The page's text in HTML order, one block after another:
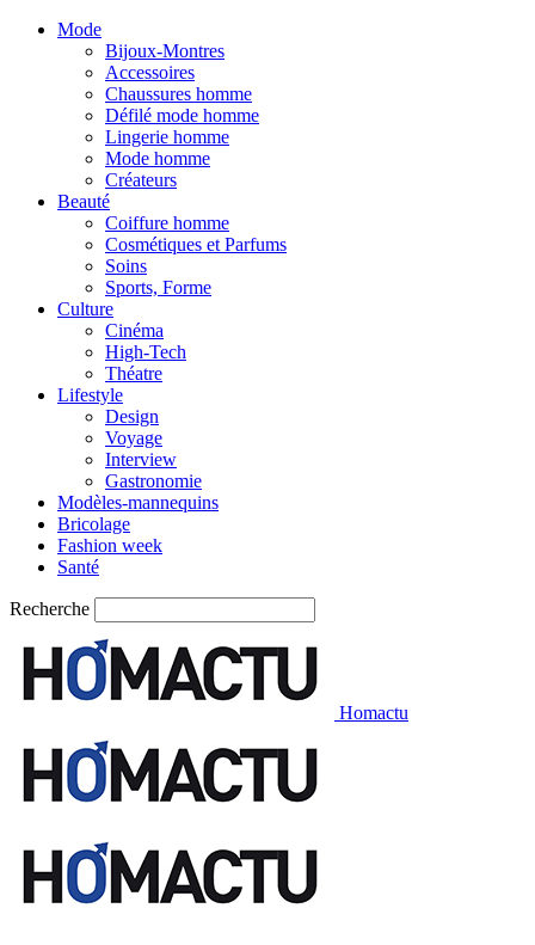
Mode
Bijoux-Montres
Accessoires
Chaussures homme
Défilé mode homme
Lingerie homme
Mode homme
Créateurs
Beauté
Coiffure homme
Cosmétiques et Parfums
Soins
Sports, Forme
Culture
Cinéma
High-Tech
Théatre
Lifestyle
Design
Voyage
Interview
Gastronomie
Modèles-mannequins
Bricolage
Fashion week
Santé
Recherche
Homactu